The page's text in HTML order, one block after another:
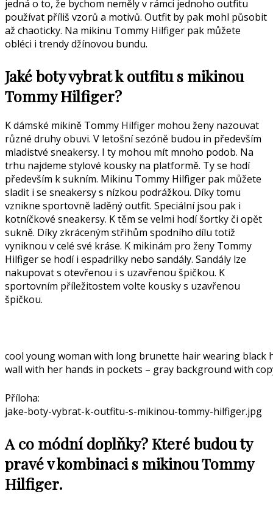
jedná o to, že bychom neměly v rámci jednoho outfitu
používat příliš vzorů a motivů. Outfit by pak mohl působit
až chaoticky. Na mikinu Tommy Hilfiger pak můžete
obléci i trendy džínovou bundu.
Jaké boty vybrat k outfitu s mikinou
Tommy Hilfiger?
K dámské mikině Tommy Hilfiger mohou ženy nazouvat
různé druhy obuvi. V letošní sezóně budou in především
mladistvé sneakersy. I ty mohou mít mnoho podob. Na
trhu najdeme stylové kousky na platformě. Ty se hodí
především k sukním. Mikinu Tommy Hilfiger pak můžete
sladit i se sneakersy s nízkou podrážkou. Díky tomu
vznikne sportovně laděný outfit. Speciální jsou pak i
kotníčkové sneakersy. K těm se velmi hodí šortky či opět
sukně. Díky zkráceným střihům spodního dílu totiž
vyniknou v celé své kráse. K mikinám pro ženy Tommy
Hilfiger se hodí i espadrilky nebo sandály. Sandály lze
nakupovat s otevřenou i s uzavřenou špičkou. K
sportovním příležitostem volte kousky s uzavřenou
špičkou.
cool young woman with long brunette hair wearing black
wall with her hands in pockets – gray background with
Příloha:
jake-boty-vybrat-k-outfitu-s-mikinou-tommy-hilfiger.jpg
A co módní doplňky? Které budou ty
pravé v kombinaci s mikinou Tommy
Hilfiger.